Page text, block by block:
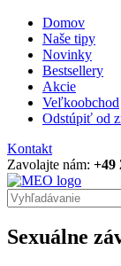
Domov
Naše tipy
Novinky
Bestsellery
Akcie
Veľkoobchod
Odstúpiť od
Kontakt
Zavolajte nám: +49
Sexuálne